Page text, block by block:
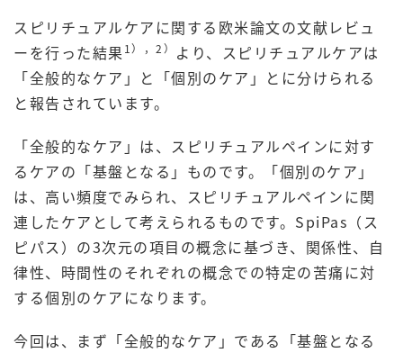
スピリチュアルケアに関する欧米論文の文献レビュ
ーを行った結果 1），2）
より、スピリチュアルケアは
「全般的なケア」と「個別のケア」とに分けられる
と報告されています。
「全般的なケア」は、スピリチュアルペインに対す
るケアの「基盤となる」ものです。「個別のケア」
は、高い頻度でみられ、スピリチュアルペインに関
連したケアとして考えられるものです。SpiPas（ス
ピパス）の3次元の項目の概念に基づき、関係性、自
律性、時間性のそれぞれの概念での特定の苦痛に対
する個別のケアになります。
今回は、まず「全般的なケア」である「基盤となる